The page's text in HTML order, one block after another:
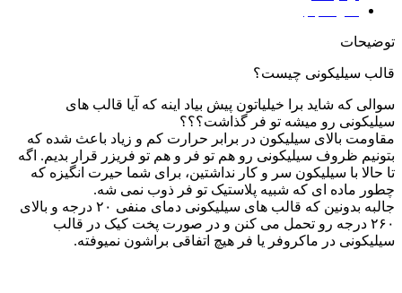
توضیحات
قالب سیلیکونی چیست؟
سوالی که شاید برا خیلیاتون پیش بیاد اینه که آیا قالب های
سیلیکونی رو میشه تو فر گذاشت؟؟؟
مقاومت بالای سیلیکون در برابر حرارت کم و زیاد باعث شده که
بتونیم ظروف سیلیکونی رو هم تو فر و هم تو فریزر قرار بدیم. اگه
تا حالا با سیلیکون سر و کار نداشتین، برای شما حیرت انگیزه که
چطور ماده ای که شبیه پلاستیک تو فر ذوب نمی شه.
جالبه بدونین که قالب های سیلیکونی دمای منفی ۲۰ درجه و بالای
۲۶۰ درجه رو تحمل می کنن و در صورت پخت کیک در قالب
سیلیکونی در ماکروفر یا فر هیچ اتفاقی براشون نمیوفته.